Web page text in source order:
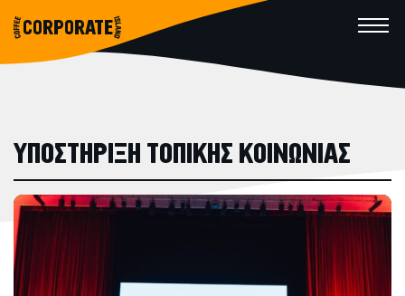
CORPORATE
ΥΠΟΣΤΗΡΙΞΗ ΤΟΠΙΚΗΣ ΚΟΙΝΩΝΙΑΣ